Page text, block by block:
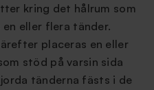
kring det hålrum som
eller flera tänder.
placeras en eller
stöd på varsin sida
tänderna fästs i de